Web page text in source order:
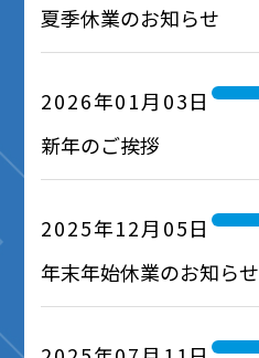
夏季休業のお知らせ
2026年01月03日
新年のご挨拶
2025年12月05日
年末年始休業のお知らせ